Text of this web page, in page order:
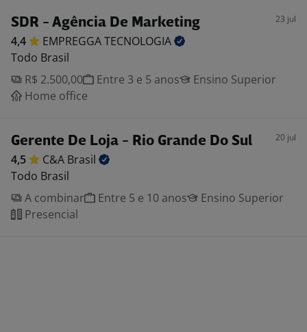
SDR - Agência De Marketing 23 jul
4,4 EMPREGGATECNOLOGIA
Todo Brasil
R$ 2.500,00
Entre 3 e 5 anos
Ensino Superior
Home office
Gerente De Loja - Rio Grande Do Sul 20 jul
4,5 C&A Brasil
Todo Brasil
A combinar
Entre 5 e 10 anos
Ensino Superior
Presencial